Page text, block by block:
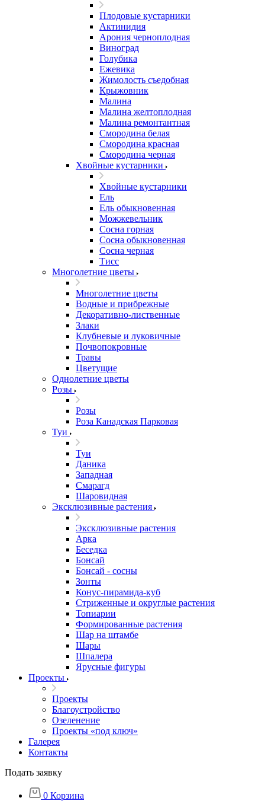
Плодовые кустарники
Актинидия
Арония черноплодная
Виноград
Голубика
Ежевика
Жимолость съедобная
Крыжовник
Малина
Малина желтоплодная
Малина ремонтантная
Смородина белая
Смородина красная
Смородина черная
Хвойные кустарники
Хвойные кустарники
Ель
Ель обыкновенная
Можжевельник
Сосна горная
Сосна обыкновенная
Сосна черная
Тисс
Многолетние цветы
Многолетние цветы
Водные и прибрежные
Декоративно-лиственные
Злаки
Клубневые и луковичные
Почвопокровные
Травы
Цветущие
Однолетние цветы
Розы
Розы
Роза Канадская Парковая
Туи
Туи
Даника
Западная
Смарагд
Шаровидная
Эксклюзивные растения
Эксклюзивные растения
Арка
Беседка
Бонсай
Бонсай - сосны
Зонты
Конус-пирамида-куб
Стриженные и округлые растения
Топиарии
Формированные растения
Шар на штамбе
Шары
Шпалера
Ярусные фигуры
Проекты
Проекты
Благоустройство
Озеленение
Проекты «под ключ»
Галерея
Контакты
Подать заявку
0 Корзина